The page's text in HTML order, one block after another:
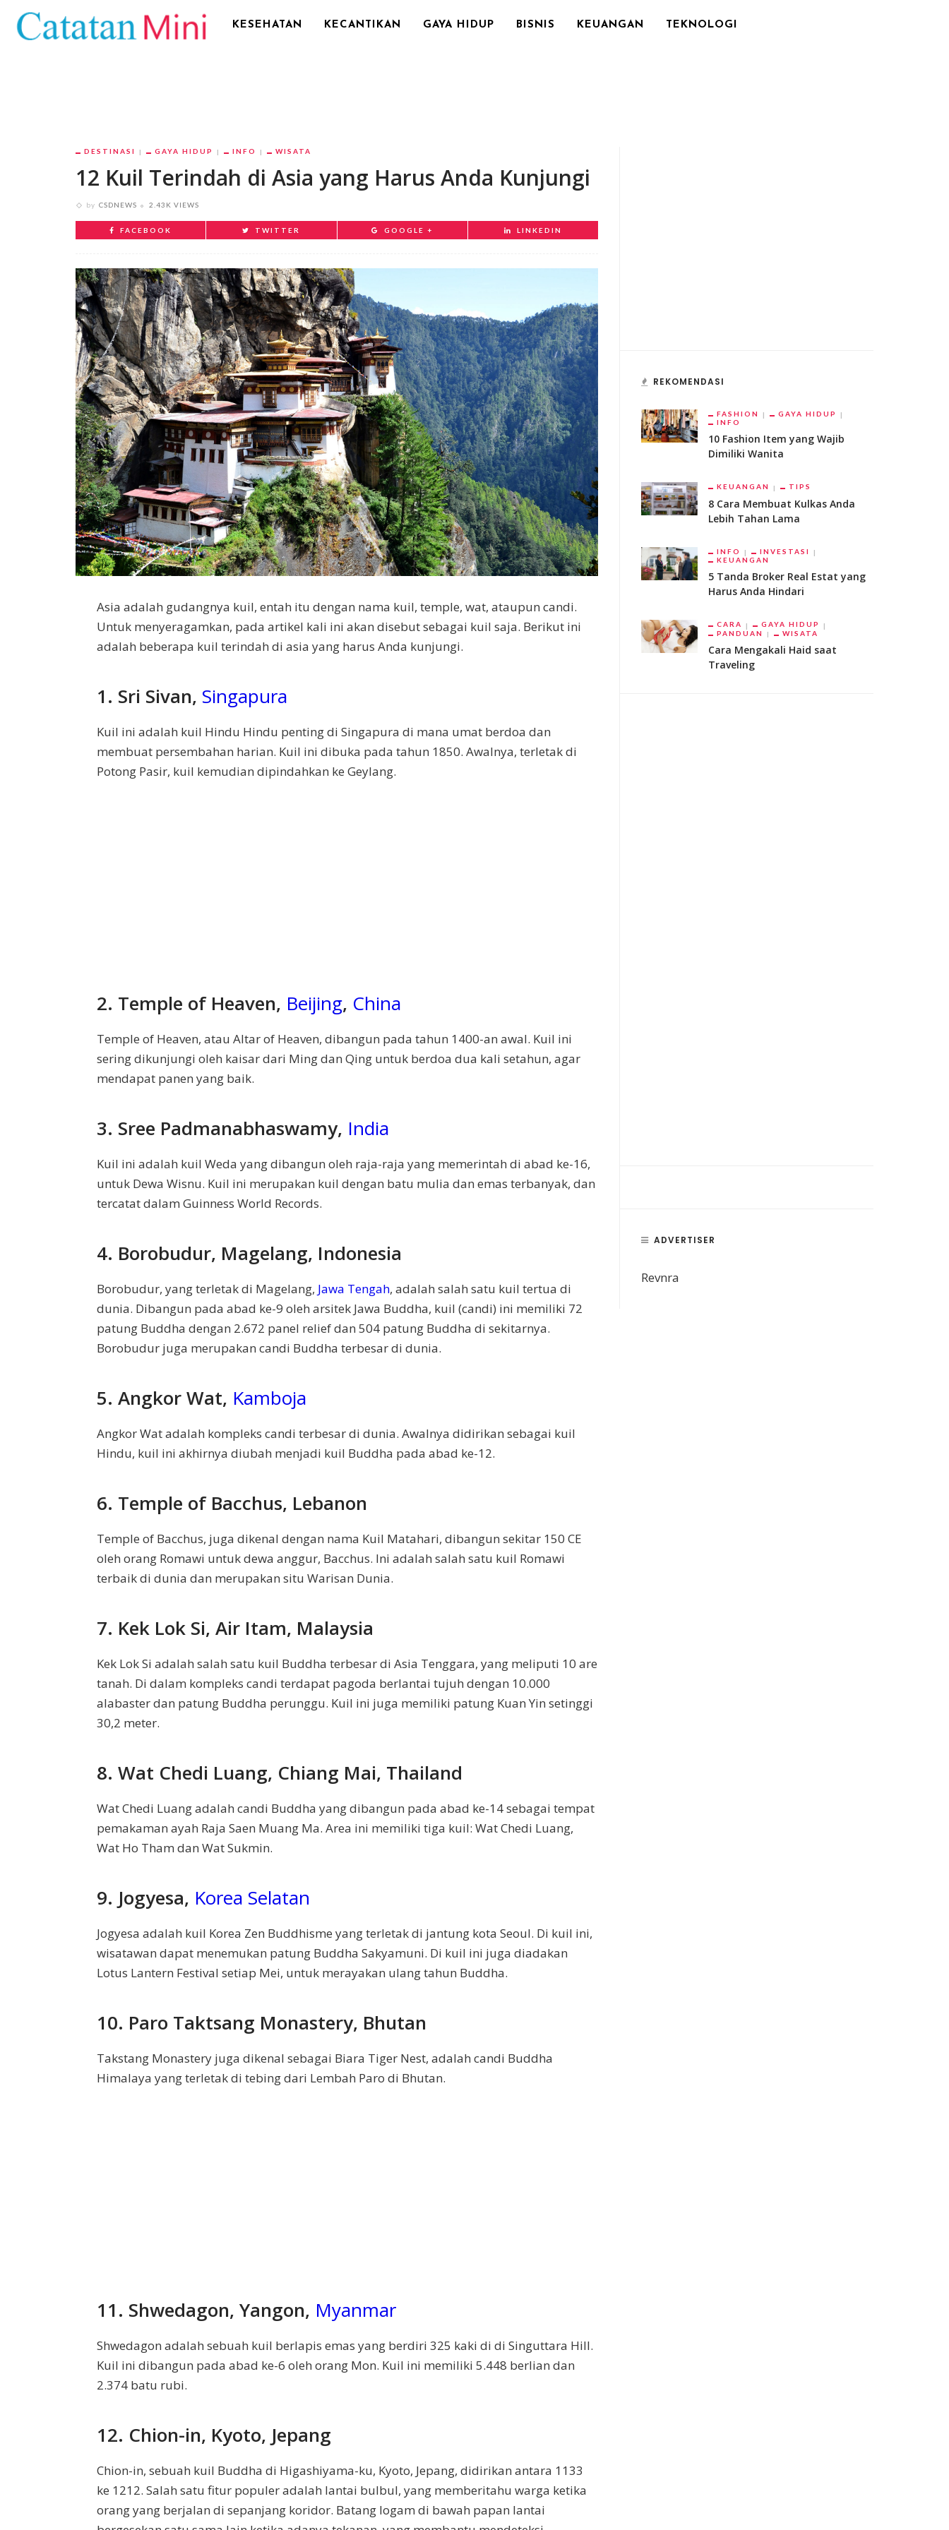
KESEHATAN KECANTIKAN GAYA HIDUP BISNIS KEUANGAN TEKNOLOGI
DESTINASI GAYA HIDUP INFO WISATA
12 Kuil Terindah di Asia yang Harus Anda Kunjungi
by CSDNEWS 2.43K VIEWS
FACEBOOK TWITTER GOOGLE + LINKEDIN
Asia adalah gudangnya kuil, entah itu dengan nama kuil, temple, wat, ataupun candi.
Untuk menyeragamkan, pada artikel kali ini akan disebut sebagai kuil saja. Berikut ini
adalah beberapa kuil terindah di asia yang harus Anda kunjungi.
1. Sri Sivan, Singapura
Kuil ini adalah kuil Hindu Hindu penting di Singapura di mana umat berdoa dan
membuat persembahan harian. Kuil ini dibuka pada tahun 1850. Awalnya, terletak di
Potong Pasir, kuil kemudian dipindahkan ke Geylang.
2. Temple of Heaven, Beijing, China
Temple of Heaven, atau Altar of Heaven, dibangun pada tahun 1400-an awal. Kuil ini
sering dikunjungi oleh kaisar dari Ming dan Qing untuk berdoa dua kali setahun, agar
mendapat panen yang baik.
3. Sree Padmanabhaswamy, India
Kuil ini adalah kuil Weda yang dibangun oleh raja-raja yang memerintah di abad ke-16,
untuk Dewa Wisnu. Kuil ini merupakan kuil dengan batu mulia dan emas terbanyak, dan
tercatat dalam Guinness World Records.
4. Borobudur, Magelang, Indonesia
Borobudur, yang terletak di Magelang, Jawa Tengah, adalah salah satu kuil tertua di
dunia. Dibangun pada abad ke-9 oleh arsitek Jawa Buddha, kuil (candi) ini memiliki 72
patung Buddha dengan 2.672 panel relief dan 504 patung Buddha di sekitarnya.
Borobudur juga merupakan candi Buddha terbesar di dunia.
5. Angkor Wat, Kamboja
Angkor Wat adalah kompleks candi terbesar di dunia. Awalnya didirikan sebagai kuil
Hindu, kuil ini akhirnya diubah menjadi kuil Buddha pada abad ke-12.
6. Temple of Bacchus, Lebanon
Temple of Bacchus, juga dikenal dengan nama Kuil Matahari, dibangun sekitar 150 CE
oleh orang Romawi untuk dewa anggur, Bacchus. Ini adalah salah satu kuil Romawi
terbaik di dunia dan merupakan situ Warisan Dunia.
7. Kek Lok Si, Air Itam, Malaysia
Kek Lok Si adalah salah satu kuil Buddha terbesar di Asia Tenggara, yang meliputi 10 are
tanah. Di dalam kompleks candi terdapat pagoda berlantai tujuh dengan 10.000
alabaster dan patung Buddha perunggu. Kuil ini juga memiliki patung Kuan Yin setinggi
30,2 meter.
8. Wat Chedi Luang, Chiang Mai, Thailand
Wat Chedi Luang adalah candi Buddha yang dibangun pada abad ke-14 sebagai tempat
pemakaman ayah Raja Saen Muang Ma. Area ini memiliki tiga kuil: Wat Chedi Luang,
Wat Ho Tham dan Wat Sukmin.
9. Jogyesa, Korea Selatan
Jogyesa adalah kuil Korea Zen Buddhisme yang terletak di jantung kota Seoul. Di kuil ini,
wisatawan dapat menemukan patung Buddha Sakyamuni. Di kuil ini juga diadakan
Lotus Lantern Festival setiap Mei, untuk merayakan ulang tahun Buddha.
10. Paro Taktsang Monastery, Bhutan
Takstang Monastery juga dikenal sebagai Biara Tiger Nest, adalah candi Buddha
Himalaya yang terletak di tebing dari Lembah Paro di Bhutan.
11. Shwedagon, Yangon, Myanmar
Shwedagon adalah sebuah kuil berlapis emas yang berdiri 325 kaki di di Singuttara Hill.
Kuil ini dibangun pada abad ke-6 oleh orang Mon. Kuil ini memiliki 5.448 berlian dan
2.374 batu rubi.
12. Chion-in, Kyoto, Jepang
Chion-in, sebuah kuil Buddha di Higashiyama-ku, Kyoto, Jepang, didirikan antara 1133
ke 1212. Salah satu fitur populer adalah lantai bulbul, yang memberitahu warga ketika
orang yang berjalan di sepanjang koridor. Batang logam di bawah papan lantai
REKOMENDASI
FASHION
GAYA HIDUP
INFO
10 Fashion Item yang Wajib
Dimiliki Wanita
KEUANGAN TIPS
8 Cara Membuat Kulkas Anda
Lebih Tahan Lama
INFO
INVESTASI
KEUANGAN
5 Tanda Broker Real Estat yang
Harus Anda Hindari
CARA
GAYA HIDUP
PANDUAN
WISATA
Cara Mengakali Haid saat
Traveling
ADVERTISER
Revnra